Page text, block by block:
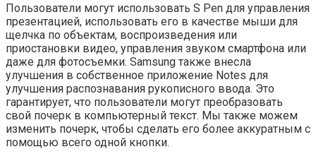
Пользователи могут использовать S Pen для управления
презентацией, использовать его в качестве мыши для
щелчка по объектам, воспроизведения или
приостановки видео, управления звуком смартфона или
даже для фотосъемки. Samsung также внесла
улучшения в собственное приложение Notes для
улучшения распознавания рукописного ввода. Это
гарантирует, что пользователи могут преобразовать
свой почерк в компьютерный текст. Мы также можем
изменить почерк, чтобы сделать его более аккуратным с
помощью всего одной кнопки.